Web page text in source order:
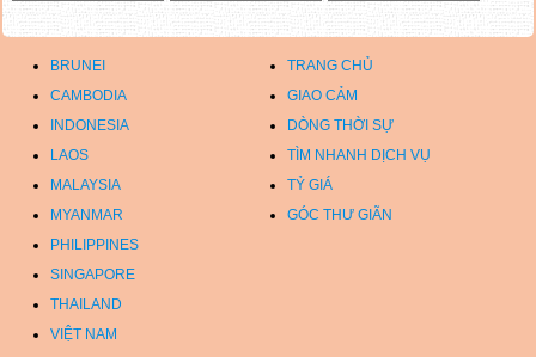
BRUNEI
TRANG CHỦ
CAMBODIA
GIAO CẢM
INDONESIA
DÒNG THỜI SỰ
LAOS
TÌM NHANH DỊCH VỤ
MALAYSIA
TỶ GIÁ
MYANMAR
GÓC THƯ GIÃN
PHILIPPINES
SINGAPORE
THAILAND
VIỆT NAM